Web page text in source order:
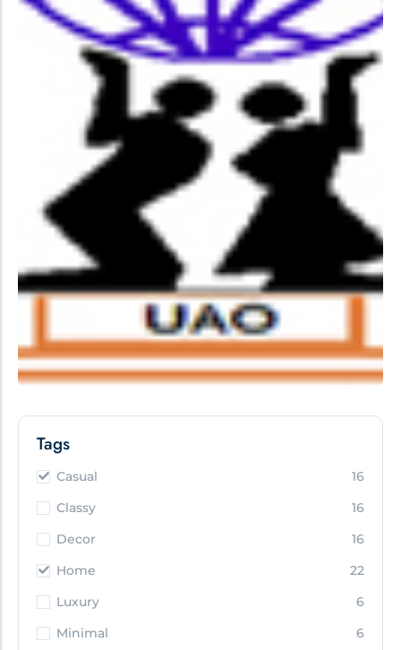
Tags
Casual
16
Classy
16
Decor
16
Home
22
Luxury
6
Minimal
6